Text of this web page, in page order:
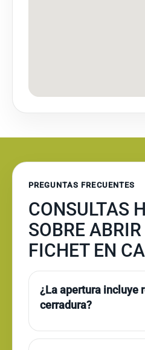
PREGUNTAS FRECUENTES
CONSULTAS
SOBRE
FICHET EN
¿La apertura incluye
cerradura?